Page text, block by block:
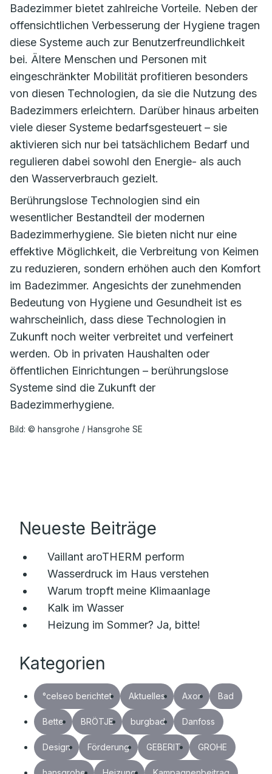
Badezimmer bietet zahlreiche Vorteile. Neben der
offensichtlichen Verbesserung der Hygiene tragen
diese Systeme auch zur Benutzerfreundlichkeit
bei. Ältere Menschen und Personen mit
eingeschränkter Mobilität profitieren besonders
von diesen Technologien, da sie die Nutzung des
Badezimmers erleichtern. Darüber hinaus arbeiten
viele dieser Systeme bedarfsgesteuert – sie
aktivieren sich nur bei tatsächlichem Bedarf und
regulieren dabei sowohl den Energie- als auch
den Wasserverbrauch gezielt.
Berührungslose Technologien sind ein
wesentlicher Bestandteil der modernen
Badezimmerhygiene. Sie bieten nicht nur eine
effektive Möglichkeit, die Verbreitung von Keimen
zu reduzieren, sondern erhöhen auch den Komfort
im Badezimmer. Angesichts der zunehmenden
Bedeutung von Hygiene und Gesundheit ist es
wahrscheinlich, dass diese Technologien in
Zukunft noch weiter verbreitet und verfeinert
werden. Ob in privaten Haushalten oder
öffentlichen Einrichtungen – berührungslose
Systeme sind die Zukunft der
Badezimmerhygiene.
Bild: © hansgrohe / Hansgrohe SE
Neueste Beiträge
Vaillant aroTHERM perform
Wasserdruck im Haus verstehen
Warum tropft meine Klimaanlage
Kalk im Wasser
Heizung im Sommer? Ja, bitte!
Kategorien
°celseo berichtet Aktuelles Axor Bad
Bette BRÖTJE burgbad Danfoss
Design Förderung GEBERIT GROHE